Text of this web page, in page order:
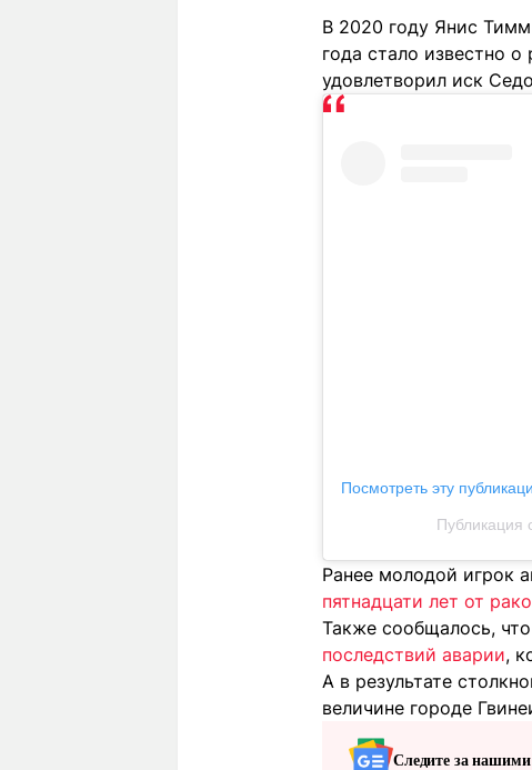
В 2020 году Янис
года стало известно
удовлетворил иск
Посмотреть эту
Публикация
Ранее молодой игрок
пятнадцати лет от
Также сообщалось,
последствий аварии,
А в результате
величине городе
Следите за нашими